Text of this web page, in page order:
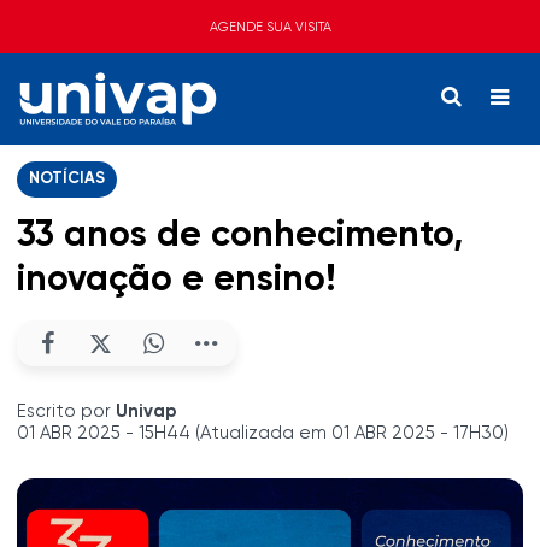
AGENDE SUA VISITA
NOTÍCIAS
33 anos de conhecimento,
inovação e ensino!
Escrito por Univap
01 ABR 2025 - 15H44 (Atualizada em 01 ABR 2025 - 17H30)